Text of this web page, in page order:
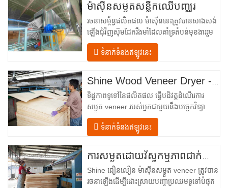
ម៉ាស៊ីនសម្ងួតសន្លឹកឈើបញ្ឈរ
រចនាសម្ព័ន្ធផលិតផល ម៉ាស៊ីននេះត្រូវបានសាងសង់
ឡើងជុំវិញស៊ុមដែករឹងមាំដែលគាំទ្រតំបន់មុខងាររួម
បញ្ចូលគ្នាចំនួនបួន ដែលត្រូវបានរៀបចំជា
លំហូរលីនេអ៊ែរពីការបញ្ចូលទៅការបញ្ចេញ។ ផ្នែក
ការតម្រឹមច្បាស់លាស់ដែលដឹកនាំសន្លឹកឈើប្រណិត
នីមួយៗបញ្ឈរចូលទៅក្នុងបន្ទប់សម្ងួត។…
ទំនាក់ទំនងឥឡូវនេះ
Shine Wood Veneer Dryer - គំរូបង្ហោះផលិតផលពេញលេញ
ទិដ្ឋភាពទូទៅនៃផលិតផល ធ្វើបដិវត្តដំណើរការ
សម្ងួត veneer របស់អ្នកជាមួយនឹងបច្ចេកវិទ្យា
កម្រិតខ្ពស់ Shenghuai The Shine
Roller ម៉ាស៊ីនសម្ងួត veneer តំណាងឱ្យរបក
រចនាឡើងសម្រាប់ក្រុមហ៊ុនផលិតក្តារបន្ទះ រោង
ម៉ាស៊ីនកិនឈើ និងកន្លែងផលិតគ្រឿងសង្ហារិម
ទំនើបទាន់សម័យនេះ …
ទំនាក់ទំនងឥឡូវនេះ
ការសម្ងួតដោយវិស្វកម្មភាពជាក់លាក់សម្រាប់គុណភាព និងទិន្នផលឈើល្អបំផុត
Shine ជឿនលឿន ម៉ាស៊ីនសម្ងួត veneer ត្រូវបាន
រចនាឡើងដើម្បីដោះស្រាយបញ្ហាប្រឈមទូទៅបំផុត